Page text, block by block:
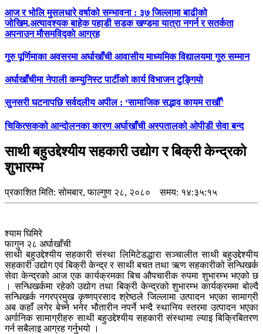
आज र भोलि मुसलधारे वर्षाको सम्भावना : ३७ जिल्लामा बाढीको
जोखिम,अत्यावश्यक बाहेक पहाडी सडक खण्डमा यात्रा नगर्न र सतर्कता
अपनाउन मौसमविद्काे आग्रह
गुरु पूर्णिमाका अवसरमा अर्घाखाँची आवासीय माध्यमिक विद्यालयमा गुरु सम्मान
अर्घाखाँचीमा नेपाली कम्युनिस्ट पार्टीको कार्य विभाजन टुङ्गियो
सुनसरी घटनापछि सर्वदलीय अपील : ‘सामाजिक सद्भाव कायम राखौँ’
चिकित्सकको आन्दोलनका कारण अर्घाखाँची अस्पतालको ओपीडी सेवा बन्द
साथी बहुउद्देश्यीय सहकारी उद्योग र बिक्री केन्द्रको
शुभारम्भ
प्रकाशित मिति:सोमबार, फाल्गुण २८, २०८० समय: १४:३५:१५
श्याम घिमिरे
फागुन २८ अर्घाखाँची
साथी बहुउद्देश्यीय सहकारी संस्था लिमिटेडद्धारा सञ्चालीत साथी बहुउद्देश्यीय
सहकारी उद्योग एवं बिक्री केन्द्र र साथी बचत तथा ऋण सहकारीको सन्धिखर्क
सेवा केन्द्रको आज एक कार्यक्रमका बिच औपचारीक रुपमा शुभारम्भ भएको छ
। सन्धिखर्कमा रहेको उद्योग तथा बिक्री केन्द्रको शुभारम्भ कार्यक्रममा बोल्दै
सन्धिखर्क नगरप्रमुख कृष्णप्रसाद श्रेष्ठले जिल्लामा उत्पादन भएका सामाग्री
अब कहाँ लगेर बेच्ने भनेर भौतारीन नपर्ने भन्दै स्थानिय स्तरमा उत्पादन भएका
अर्गानिक सामाग्रीहरु साथी बहुउद्देश्यीय सहकारी संस्थामा ल्याइ बिक्रिबितरण
गर्न सबैलाइ आग्रह गर्नुभयो ।